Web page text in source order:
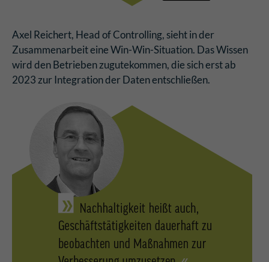
Axel Reichert, Head of Controlling, sieht in der
Zusammenarbeit eine Win-Win-Situation. Das Wissen
wird den Betrieben zugutekommen, die sich erst ab
2023 zur Integration der Daten entschließen.